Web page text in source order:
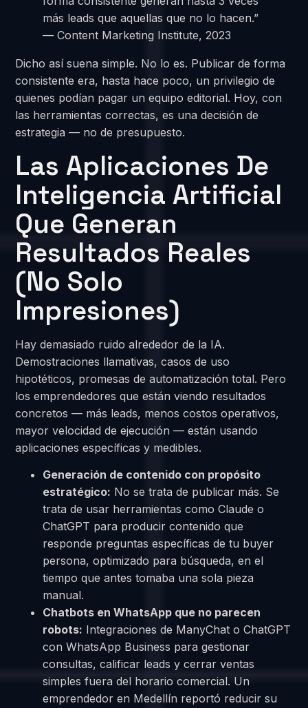
más leads que aquellas que no lo hacen.”
— Content Marketing Institute, 2023
Dicho así suena simple. No lo es. Publicar de forma
consistente era, hasta hace poco, un privilegio de
quienes podían pagar un equipo editorial. Hoy, con
las herramientas correctas, es una decisión de
estrategia — no de presupuesto.
Las Aplicaciones De
Inteligencia Artificial
Que Generan
Resultados Reales
(no Solo
Impresiones)
Hay demasiado ruido alrededor de la IA.
Demostraciones llamativas, casos de uso
hipotéticos, promesas de automatización total. Pero
los emprendedores que están viendo resultados
concretos — más leads, menos costos operativos,
mayor velocidad de ejecución — están usando
aplicaciones específicas y medibles.
Generación de contenido con propósito
estratégico: No se trata de publicar más. Se
trata de usar herramientas como Claude o
ChatGPT para producir contenido que
responde preguntas específicas de tu buyer
persona, optimizado para búsqueda, en el
tiempo que antes tomaba una sola pieza
manual.
Chatbots en WhatsApp que no parecen
robots: Integraciones de ManyChat o ChatGPT
con WhatsApp Business para gestionar
consultas, calificar leads y cerrar ventas
simples fuera del horario comercial. Un
emprendedor en Medellín reportó reducir su